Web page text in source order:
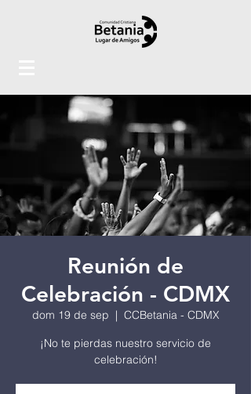
Reunión de
Celebración - CDMX
dom 19 de sep
  |
CCBetania - CDMX
¡No te pierdas nuestro servicio de
celebración!